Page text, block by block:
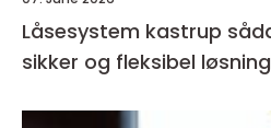
Låsesystem kastrup sådan vælger du en
sikker og fleksibel løsning